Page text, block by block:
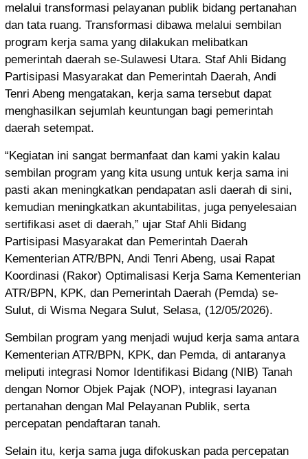
melalui transformasi pelayanan publik bidang pertanahan
dan tata ruang. Transformasi dibawa melalui sembilan
program kerja sama yang dilakukan melibatkan
pemerintah daerah se-Sulawesi Utara. Staf Ahli Bidang
Partisipasi Masyarakat dan Pemerintah Daerah, Andi
Tenri Abeng mengatakan, kerja sama tersebut dapat
menghasilkan sejumlah keuntungan bagi pemerintah
daerah setempat.
“Kegiatan ini sangat bermanfaat dan kami yakin kalau
sembilan program yang kita usung untuk kerja sama ini
pasti akan meningkatkan pendapatan asli daerah di sini,
kemudian meningkatkan akuntabilitas, juga penyelesaian
sertifikasi aset di daerah,” ujar Staf Ahli Bidang
Partisipasi Masyarakat dan Pemerintah Daerah
Kementerian ATR/BPN, Andi Tenri Abeng, usai Rapat
Koordinasi (Rakor) Optimalisasi Kerja Sama Kementerian
ATR/BPN, KPK, dan Pemerintah Daerah (Pemda) se-
Sulut, di Wisma Negara Sulut, Selasa, (12/05/2026).
Sembilan program yang menjadi wujud kerja sama antara
Kementerian ATR/BPN, KPK, dan Pemda, di antaranya
meliputi integrasi Nomor Identifikasi Bidang (NIB) Tanah
dengan Nomor Objek Pajak (NOP), integrasi layanan
pertanahan dengan Mal Pelayanan Publik, serta
percepatan pendaftaran tanah.
Selain itu, kerja sama juga difokuskan pada percepatan